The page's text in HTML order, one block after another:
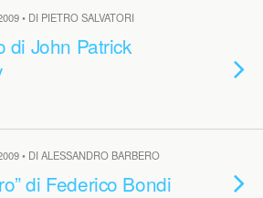
• DI PIETRO SALVATORI
di John Patrick
• DI ALESSANDRO BARBERO
di Federico Bondi